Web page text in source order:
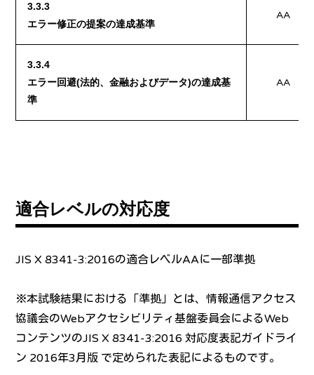
3.3.3
エラー修正の提案の達成基準
AA
3.3.4
エラー回避(法的、金融およびデータ)の達成基
準
AA
適合レベルの対応度
JIS X 8341-3:2016の適合レベルAAに一部準拠
※本試験結果における「準拠」とは、情報通信アクセス
協議会のWebアクセシビリティ基盤委員会によるWeb
コンテンツのJIS X 8341-3:2016 対応度表記ガイドライ
ン 2016年3月版 で定められた表記によるものです。